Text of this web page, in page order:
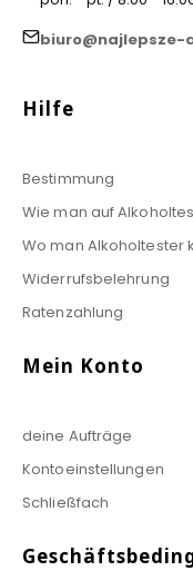
Fußzeilenmenü
Hilfe
Bestimmung
Wie man auf
Wo man Alkoholtester
Widerrufsbelehrung
Ratenzahlung
Mein Konto
deine Aufträge
Kontoeinstellungen
Schließfach